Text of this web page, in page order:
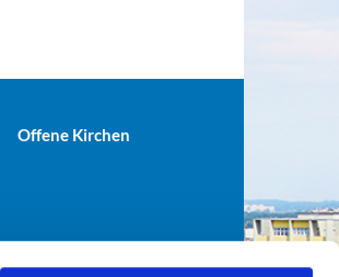
Offene Kirchen